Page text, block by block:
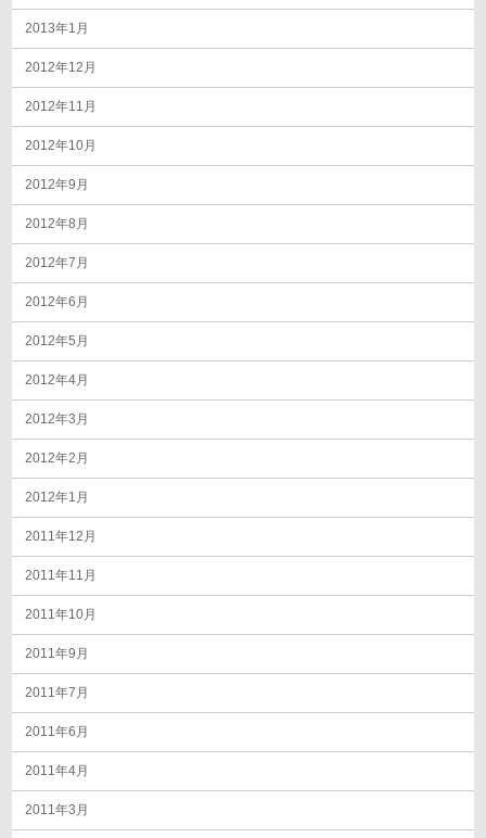
2013年1月
2012年12月
2012年11月
2012年10月
2012年9月
2012年8月
2012年7月
2012年6月
2012年5月
2012年4月
2012年3月
2012年2月
2012年1月
2011年12月
2011年11月
2011年10月
2011年9月
2011年7月
2011年6月
2011年4月
2011年3月